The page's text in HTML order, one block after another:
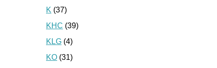
K (37)
KHC (39)
KLG (4)
KO (31)